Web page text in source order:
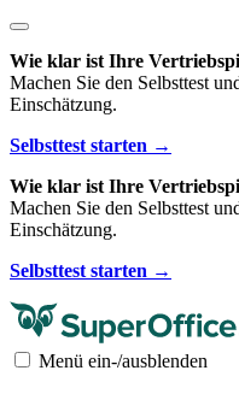
Wie klar ist Ihre
Machen Sie den Selbsttest
Einschätzung.
Selbsttest starten →
Wie klar ist Ihre
Machen Sie den Selbsttest
Einschätzung.
Selbsttest starten →
Menü ein-/ausblenden